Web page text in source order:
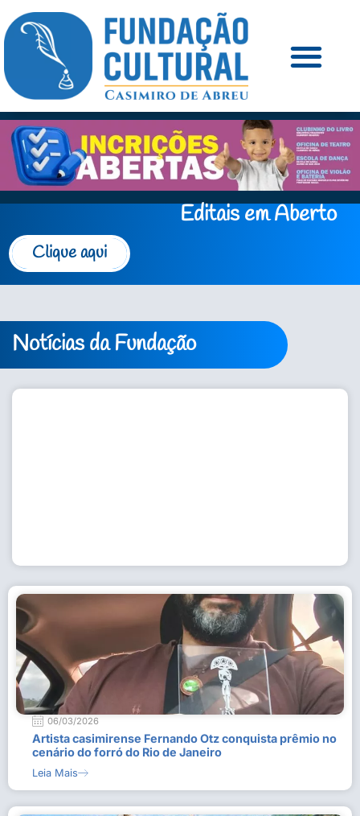
Editais em Aberto
Clique aqui
Notícias da Fundação
06/03/2026
Artista casimirense Fernando Otz conquista prêmio no
cenário do forró do Rio de Janeiro
Leia Mais